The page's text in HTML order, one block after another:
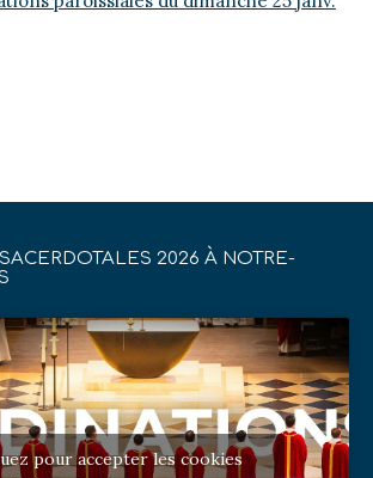
2026 À NOTRE-
pour accepter les cookies